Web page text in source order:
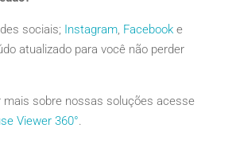
sociais; Instagram, Facebooke
atualizado para você não perder
mais sobre nossas soluções acesse
Viewer 360°.